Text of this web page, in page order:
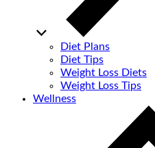
Diet Plans
Diet Tips
Weight Loss Diets
Weight Loss Tips
Wellness